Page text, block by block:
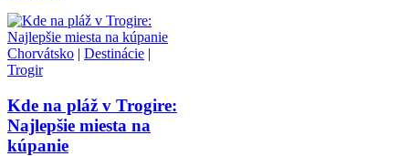
Chorvátsko | Destinácie |
Trogir
Kde na pláž v Trogire:
Najlepšie miesta na
kúpanie